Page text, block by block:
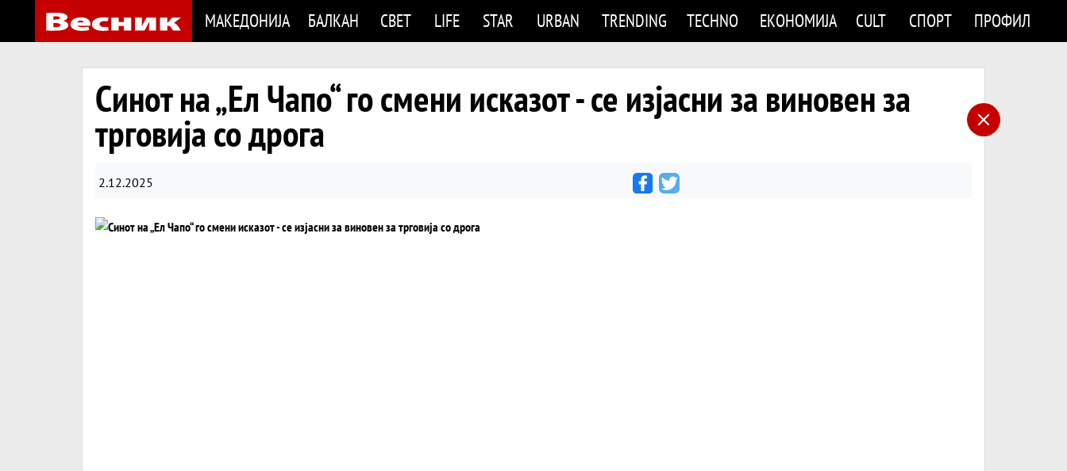
МАКЕДОНИЈА БАЛКАН СВЕТ LIFE STAR URBAN TRENDING TECHNO ЕКОНОМИЈА CULT СПОРТ ПРОФИЛ
Синот на „Ел Чапо“ го смени исказот - се изјасни за виновен за
трговија со дрога
2.12.2025